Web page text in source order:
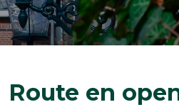
Route en